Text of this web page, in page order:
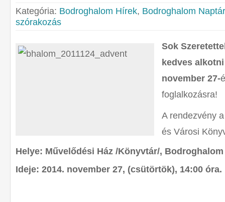
Kategória: Bodroghalom Hírek, Bodroghalom Naptár
szórakozás
Sok
kedves
november 27-
foglalkozásra!
A rendezvény
és Városi
Helye: Művelődési Ház /Könyvtár/, Bodroghalom
Ideje: 2014. november 27, (csütörtök), 14:00 óra.